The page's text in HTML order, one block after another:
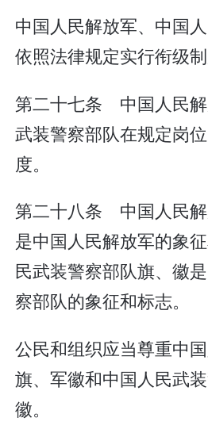
中国人民解放军、中国
依照法律规定实行衔级制
第二十七条 中国人民
武装警察部队在规定岗
度。
第二十八条 中国人民
是中国人民解放军的象
民武装警察部队旗、徽
察部队的象征和标志。
公民和组织应当尊重中
旗、军徽和中国人民武装
徽。